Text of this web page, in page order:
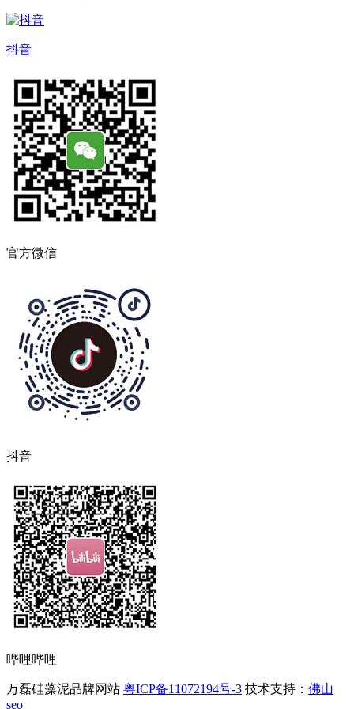
抖音
官方微信
抖音
哔哩哔哩
万磊硅藻泥品牌网站 粤ICP备11072194号-3 技术支持： 佛山
seo